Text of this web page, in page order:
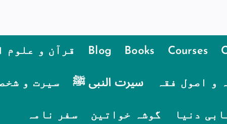
Courses
Books
Blog قرآن و علوم
و اصول فقہ سیرت النبی ﷺ سیرت و
دنیا گوشہ خواتین سفر نامہ